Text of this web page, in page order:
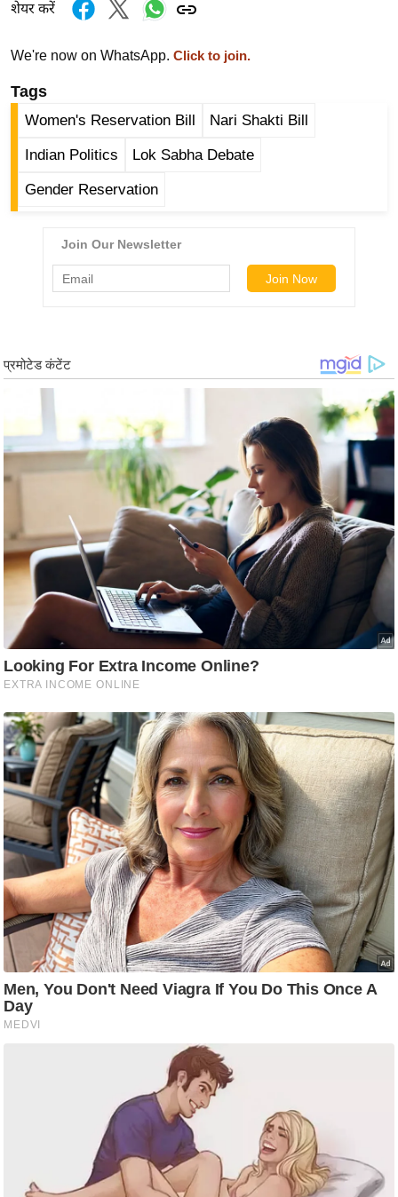
र्ल्ड
न्यू
ब्री
फ
नो
रं
ली
वु
ली
वु
ल्म
स
क्षा
B
r
e
a
k
i
n
N
e
w
s
ला
फ
स्टा
इ
टी
शेयर करें
We're now on WhatsApp. Click to join.
Tags
Women's Reservation Bill Nari Shakti Bill
Indian Politics Lok Sabha Debate
Gender Reservation